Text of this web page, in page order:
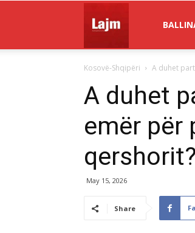
Lajm
Kosovë-Shqipëri A duhet
A duhet
emër për
qershorit?
May 15, 2026
Share